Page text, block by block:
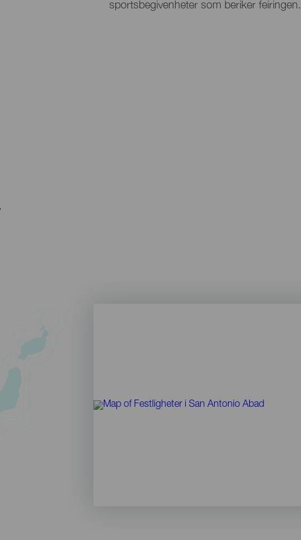
sportsbegivenheter som beriker feiringen.